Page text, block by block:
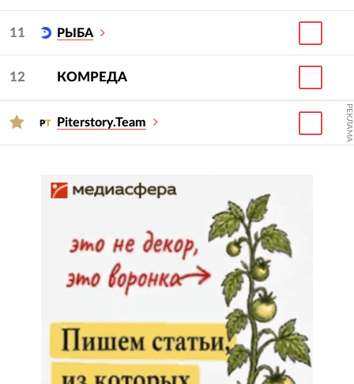
11 РЫБА
12 КОМРЕДА
Piterstory.Team РЕКЛАМА